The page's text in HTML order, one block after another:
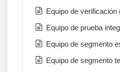
Equipo de verificación
Equipo de prueba
Equipo de segmento
Equipo de segmento